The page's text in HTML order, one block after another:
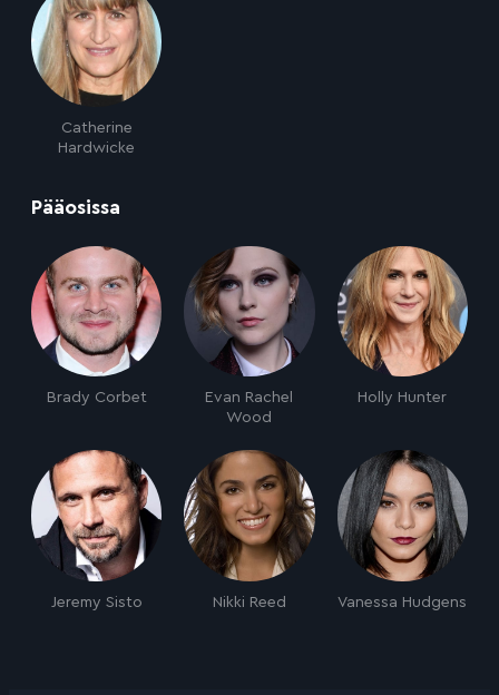
Catherine
Hardwicke
Pääosissa
Brady Corbet
Evan Rachel
Wood
Holly Hunter
Jeremy Sisto Nikki Reed Vanessa Hudgens